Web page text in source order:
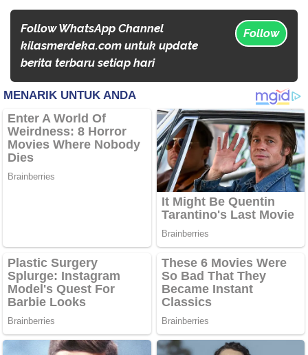
Follow WhatsApp Channel
kilasmerdeka.com untuk update
berita terbaru setiap hari
Follow